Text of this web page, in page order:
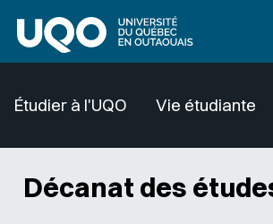
Étudier à l'UQO Vie étudiante
Décanat des